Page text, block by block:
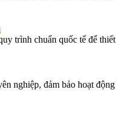
trình chuẩn quốc tế để
nghiệp, đảm bảo hoạt